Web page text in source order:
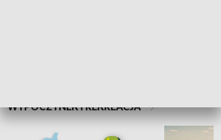
WYPOCZYNEK I REKREACJA